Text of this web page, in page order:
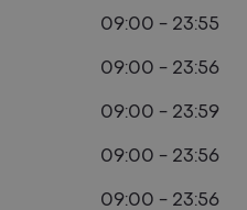
09:00 - 23:55
09:00 - 23:56
09:00 - 23:59
09:00 - 23:56
09:00 - 23:56